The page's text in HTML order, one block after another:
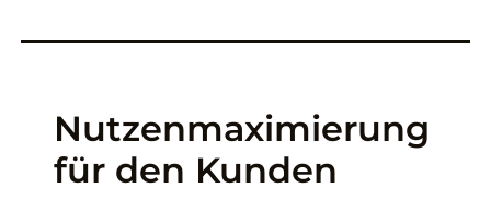
Nutzenmaximierung
für den Kunden